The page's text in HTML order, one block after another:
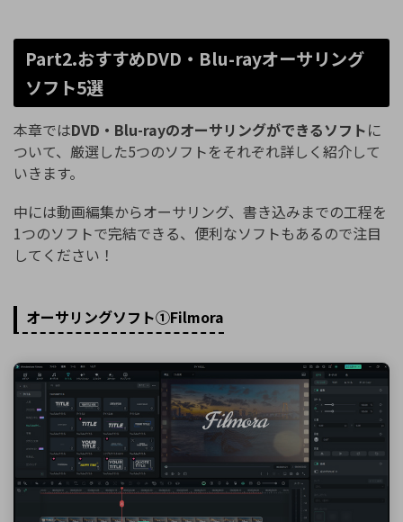
Part2.おすすめDVD・Blu-rayオーサリング
ソフト5選
本章ではDVD・Blu-rayのオーサリングができるソフトに
ついて、厳選した5つのソフトをそれぞれ詳しく紹介して
いきます。
中には動画編集からオーサリング、書き込みまでの工程を
1つのソフトで完結できる、便利なソフトもあるので注目
してください！
オーサリングソフト①Filmora